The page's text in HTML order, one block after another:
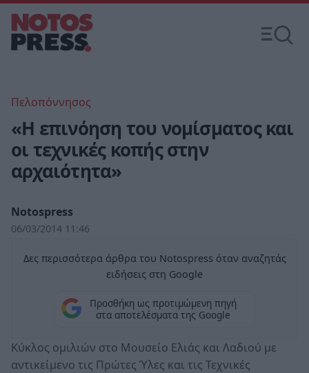
Πελοπόννησος
«Η επινόηση του νομίσματος και
οι τεχνικές κοπής στην
αρχαιότητα»
Notospress
06/03/2014 11:46
Δες περισσότερα άρθρα του Notospress όταν αναζητάς
ειδήσεις στη Google
Προσθήκη ως προτιμώμενη πηγή
στα αποτελέσματα της Google
Κύκλος ομιλιών στο Μουσείο Ελιάς και Λαδιού με
αντικείμενο τις Πρώτες Ύλες και τις Τεχνικές